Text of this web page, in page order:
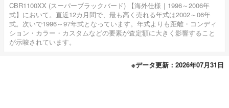
CBR1100XX (スーパーブラックバード) 【海外仕様｜1996～2006年
式】において。直近12カ月間で、最も高く売れる年式は2002～06年
式。次いで1996～97年式となっています。年式よりも距離・コンディ
ション・カラー・カスタムなどの要素が査定額に大きく影響すること
が示唆されています。
※データ更新：2026年07月31日